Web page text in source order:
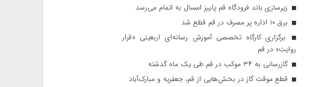
زیرسازی باند فرودگاه قم پاییز امسال به اتمام می‌رسد
برق ۱۰ اداره پر مصرف در قم قطع شد
برگزاری کارگاه تخصصی آموزش رسانه‌ای اربعینی «قرار
روایت» در قم
گازرسانی به ۳۴ موکب در قم طی یک ماه گذشته
قطع موقت گاز در بخش‌هایی از قم، جعفریه و مبارک‌آباد